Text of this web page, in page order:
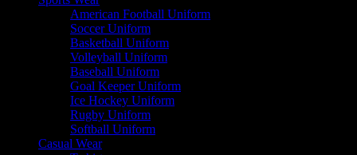
American Football Uniform
Soccer Uniform
Basketball Uniform
Volleyball Uniform
Baseball Uniform
Goal Keeper Uniform
Ice Hockey Uniform
Rugby Uniform
Softball Uniform
Casual Wear